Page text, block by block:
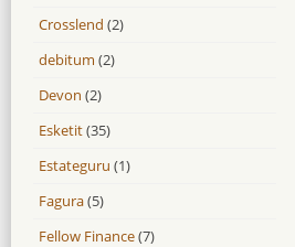
Crosslend (2)
debitum (2)
Devon (2)
Esketit(35)
Estateguru (1)
Fagura(5)
Fellow Finance(7)